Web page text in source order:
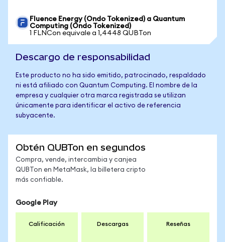
Fluence Energy (Ondo Tokenized) a Quantum
Computing (Ondo Tokenized)
1 FLNCon equivale a 1,4448 QUBTon
Descargo de responsabilidad
Este producto no ha sido emitido, patrocinado, respaldado
ni está afiliado con Quantum Computing. El nombre de la
empresa y cualquier otra marca registrada se utilizan
únicamente para identificar el activo de referencia
subyacente.
Obtén QUBTon en segundos
Compra, vende, intercambia y canjea
QUBTon en MetaMask, la billetera cripto
más confiable.
Google Play
Calificación Descargas Reseñas